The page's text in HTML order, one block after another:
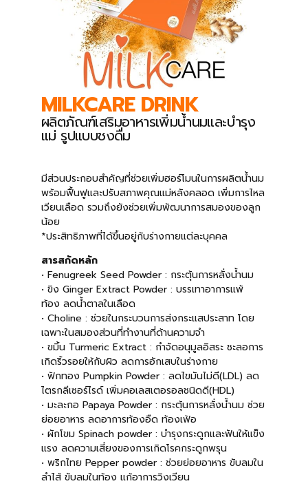
MILKCARE DRINK
ผลิตภัณฑ์เสริมอาหารเพิ่มน้ำนมและบำรุง
แม่ รูปแบบชงดื่ม
มีส่วนประกอบสำคัญที่ช่วยเพิ่มฮอร์โมนในการผลิตน้ำนม
พร้อมฟื้นฟูและปรับสภาพคุณแม่หลังคลอด เพิ่มการไหล
เวียนเลือด รวมถึงยังช่วยเพิ่มพัฒนาการสมองของลูก
น้อย
*ประสิทธิภาพที่ได้ขึ้นอยู่กับร่างกายแต่ละบุคคล
สารสกัดหลัก
• Fenugreek Seed Powder : กระตุ้นการหลั่งน้ำนม
• ขิง Ginger Extract Powder : บรรเทาอาการแพ้
ท้อง ลดน้ำตาลในเลือด
• Choline : ช่วยในกระบวนการส่งกระแสประสาท โดย
เฉพาะในสมองส่วนที่ทำงานที่ด้านความจำ
• ขมิ้น Turmeric Extract : กำจัดอนุมูลอิสระ ชะลอการ
เกิดริ้วรอยให้กับผิว ลดการอักเสบในร่างกาย
• ฟักทอง Pumpkin Powder : ลดไขมันไม่ดี(LDL) ลด
ไตรกลีเซอร์ไรด์ เพิ่มคอเลสเตอรอลชนิดดี(HDL)
• มะละกอ Papaya Powder : กระตุ้นการหลั่งน้ำนม ช่วย
ย่อยอาหาร ลดอาการท้องอืด ท้องเฟ้อ
• ผักโขม Spinach powder : บำรุงกระดูกและฟันให้แข็ง
แรง ลดความเสี่ยงของการเกิดโรคกระดูกพรุน
• พริกไทย Pepper powder : ช่วยย่อยอาหาร ขับลมใน
ลำไส้ ขับลมในท้อง แก้อาการวิงเวียน